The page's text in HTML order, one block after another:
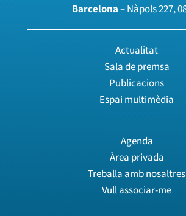
Barcelona– Nàpols 227,
Actualitat
Sala de premsa
Publicacions
Espai multimèdia
Agenda
Àrea privada
Treballa amb nosaltres
Vull associar-me